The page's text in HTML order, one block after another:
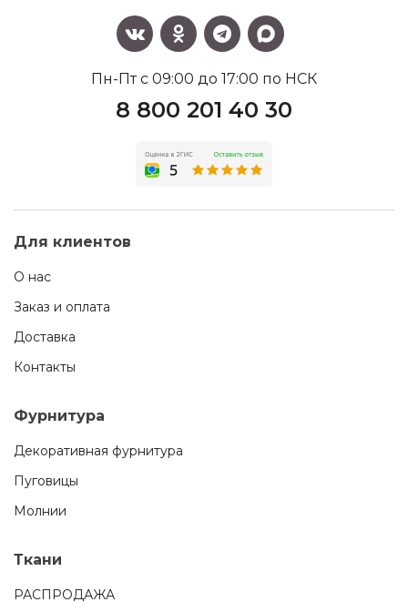
Пн-Пт с 09:00 до 17:00 по НСК
8 800 201 40 30
Для клиентов
О нас
Заказ и оплата
Доставка
Контакты
Фурнитура
Декоративная фурнитура
Пуговицы
Молнии
Ткани
РАСПРОДАЖА